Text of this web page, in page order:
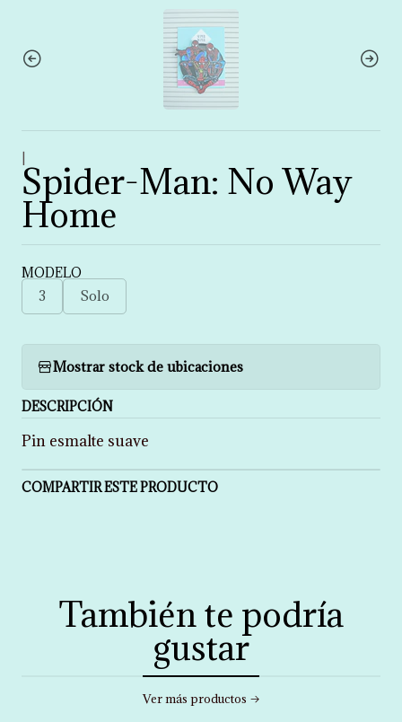
Spider-Man: No Way
Home
MODELO
3
Solo
Mostrar stock de ubicaciones
DESCRIPCIÓN
Pin esmalte suave
COMPARTIR ESTE PRODUCTO
También te podría
gustar
Ver más productos